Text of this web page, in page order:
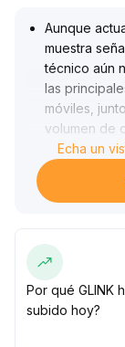
Aunque
muestra
técnico aún
las
móviles,
volumen de
No se
a que el
10~2
25 USDT)
esencial
el riesgo de
La
Echa un
Por qué GLINK
subido hoy?